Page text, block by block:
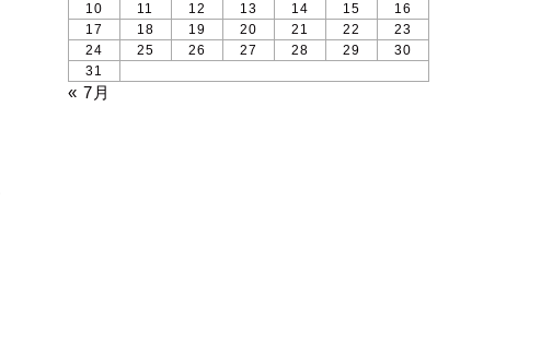
10
11 12 13 14 15
16
17
18 19 20 21 22
23
24
25 26 27 28 29
30
31
« 7月